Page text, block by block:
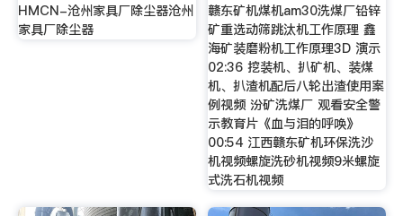
HMCN-沧州家具厂除尘器沧州
家具厂除尘器
赣东矿机煤机am30洗煤厂铅锌
矿重选动筛跳汰机工作原理 鑫
海矿装磨粉机工作原理3D 演示
02:36 挖装机、扒矿机、装煤
机、扒渣机配后八轮出渣使用案
例视频 汾矿洗煤厂 观看安全警
示教育片《血与泪的呼唤》
00:54 江西赣东矿机环保洗沙
机视频螺旋洗砂机视频9米螺旋
式洗石机视频